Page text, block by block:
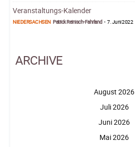
Veranstaltungs-Kalender
NIEDERSACHSEN Patrick Reinisch-Fahrland - 7. Juni 2022
ARCHIVE
August 2026
Juli 2026
Juni 2026
Mai 2026